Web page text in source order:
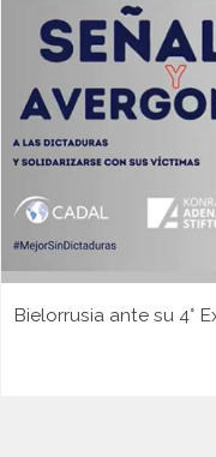
Bielorrusia ante su 4°